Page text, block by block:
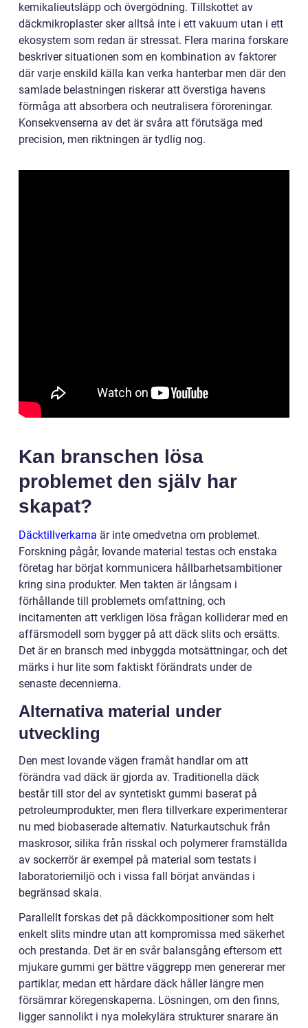
kemikalieutsläpp och övergödning. Tillskottet av
däckmikroplaster sker alltså inte i ett vakuum utan i ett
ekosystem som redan är stressat. Flera marina forskare
beskriver situationen som en kombination av faktorer
där varje enskild källa kan verka hanterbar men där den
samlade belastningen riskerar att överstiga havens
förmåga att absorbera och neutralisera föroreningar.
Konsekvenserna av det är svåra att förutsäga med
precision, men riktningen är tydlig nog.
Kan branschen lösa
problemet den själv har
skapat?
Däcktillverkarna är inte omedvetna om problemet.
Forskning pågår, lovande material testas och enstaka
företag har börjat kommunicera hållbarhetsambitioner
kring sina produkter. Men takten är långsam i
förhållande till problemets omfattning, och
incitamenten att verkligen lösa frågan kolliderar med en
affärsmodell som bygger på att däck slits och ersätts.
Det är en bransch med inbyggda motsättningar, och det
märks i hur lite som faktiskt förändrats under de
senaste decennierna.
Alternativa material under
utveckling
Den mest lovande vägen framåt handlar om att
förändra vad däck är gjorda av. Traditionella däck
består till stor del av syntetiskt gummi baserat på
petroleumprodukter, men flera tillverkare experimenterar
nu med biobaserade alternativ. Naturkautschuk från
maskrosor, silika från risskal och polymerer framställda
av sockerrör är exempel på material som testats i
laboratoriemiljö och i vissa fall börjat användas i
begränsad skala.
Parallellt forskas det på däckkompositioner som helt
enkelt slits mindre utan att kompromissa med säkerhet
och prestanda. Det är en svår balansgång eftersom ett
mjukare gummi ger bättre väggrepp men genererar mer
partiklar, medan ett hårdare däck håller längre men
försämrar köregenskaperna. Lösningen, om den finns,
ligger sannolikt i nya molekylära strukturer snarare än